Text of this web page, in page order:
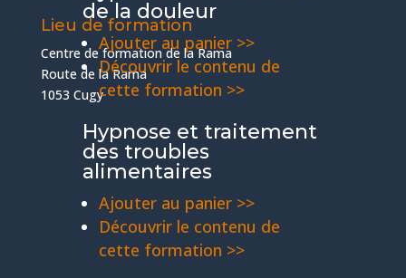
de la douleur
Ajouter au panier >>
Découvrir le contenu de
cette formation >>
Hypnose et traitement
des troubles
alimentaires
Ajouter au panier >>
Découvrir le contenu de
cette formation >>
Lieu de formation
Centre de formation de la Rama
Route de la Rama
1053 Cugy